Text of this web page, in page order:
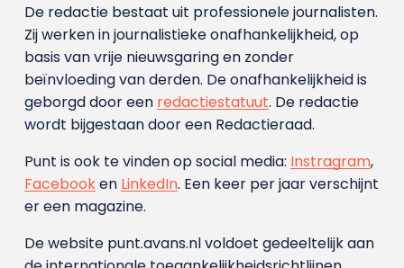
De redactie bestaat uit professionele journalisten.
Zij werken in journalistieke onafhankelijkheid, op
basis van vrije nieuwsgaring en zonder
beïnvloeding van derden. De onafhankelijkheid is
geborgd door een redactiestatuut. De redactie
wordt bijgestaan door een Redactieraad.
Punt is ook te vinden op social media: Instragram,
Facebooken LinkedIn. Een keer per jaar verschijnt
er een magazine.
De website punt.avans.nl voldoet gedeeltelijk aan